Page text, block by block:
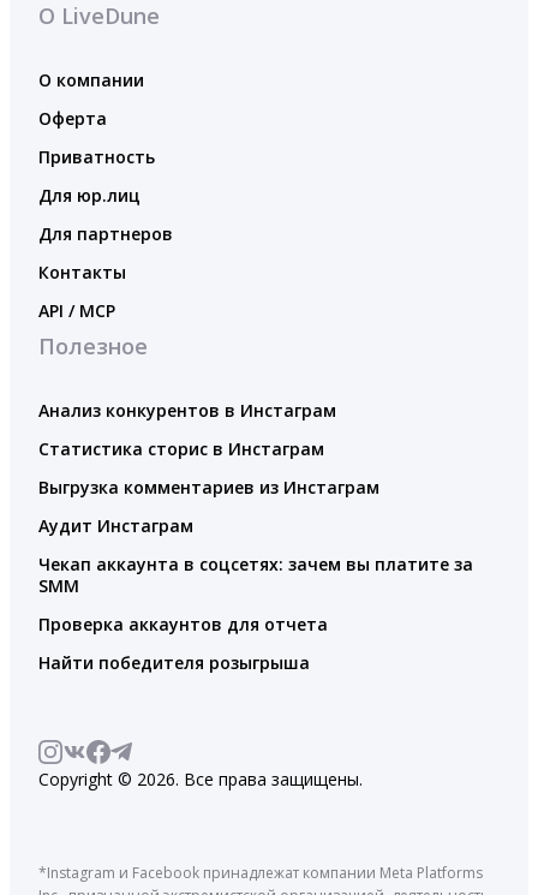
О LiveDune
О компании
Оферта
Приватность
Для юр.лиц
Для партнеров
Контакты
API / MCP
Полезное
Анализ конкурентов в Инстаграм
Статистика сторис в Инстаграм
Выгрузка комментариев из Инстаграм
Аудит Инстаграм
Чекап аккаунта в соцсетях: зачем вы платите за
SMM
Проверка аккаунтов для отчета
Найти победителя розыгрыша
Copyright © 2026. Все права защищены.
*Instagram и Facebook принадлежат компании Meta Platforms